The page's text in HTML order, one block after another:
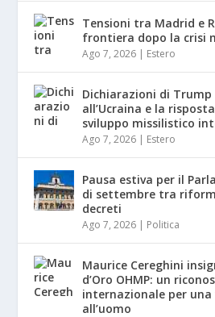
Tensioni tra Madrid e
frontiera dopo la crisi
Ago 7, 2026 | Estero
Dichiarazioni di
all’Ucraina e la
sviluppo missilistico
Ago 7, 2026 | Estero
Pausa estiva per il
di settembre tra
decreti
Ago 7, 2026 | Politica
Maurice Cereghini
d’Oro OHMP: un
internazionale per
all’uomo